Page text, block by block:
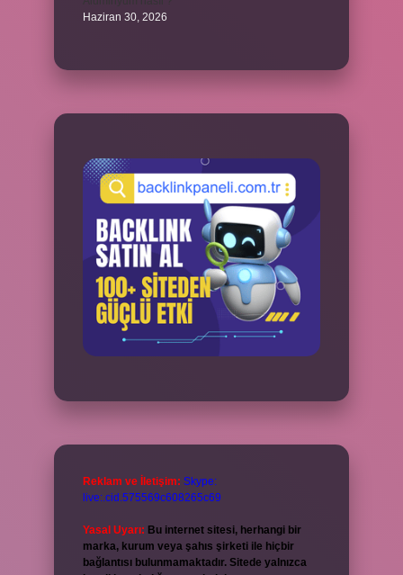
Haziran 30, 2026
Reklam ve İletişim: Skype:
live:.cid.575569c608265c69
Yasal Uyarı: Bu internet sitesi, herhangi bir
marka, kurum veya şahıs şirketi ile hiçbir
bağlantısı bulunmamaktadır. Sitede yalnızca